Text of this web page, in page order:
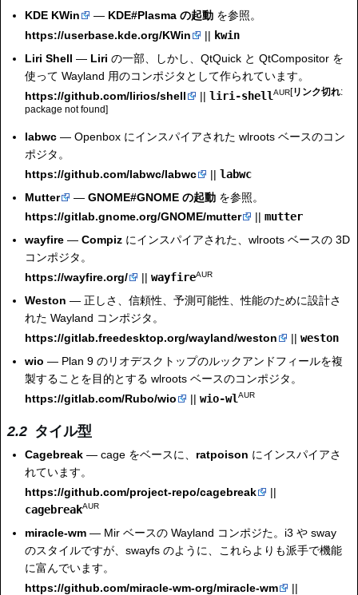
KDE KWin — KDE#Plasma の起動 を参照。
https://userbase.kde.org/KWin
|| kwin
Liri Shell — Liri の一部、しかし、QtQuick と QtCompositor を
使って Wayland 用のコンポジタとして作られています。
https://github.com/lirios/shell
||liri-shellAUR[リンク切れ:
package not found]
labwc — Openbox にインスパイアされた wlroots ベースのコン
ポジタ。
https://github.com/labwc/labwc
||labwc
Mutter
—GNOME#GNOME の起動 を参照。
https://gitlab.gnome.org/GNOME/mutter
||mutter
wayfire —Compiz にインスパイアされた、wlroots ベースの 3D
コンポジタ。
https://wayfire.org/
||wayfireAUR
Weston — 正しさ、信頼性、予測可能性、性能のために設計さ
れた Wayland コンポジタ。
https://gitlab.freedesktop.org/wayland/weston
||weston
wio — Plan 9 のリオデスクトップのルックアンドフィールを複
製することを目的とする wlroots ベースのコンポジタ。
https://gitlab.com/Rubo/wio
||wio-wlAUR
タイル型
Cagebreak — cage をベースに、 ratpoison にインスパイアさ
れています。
https://github.com/project-repo/cagebreak
||
cagebreakAUR
miracle-wm — Mir ベースの Wayland コンポジた。i3 や sway
のスタイルですが、swayfs のように、これらよりも派手で機能
に富んでいます。
https://github.com/miracle-wm-org/miracle-wm
||